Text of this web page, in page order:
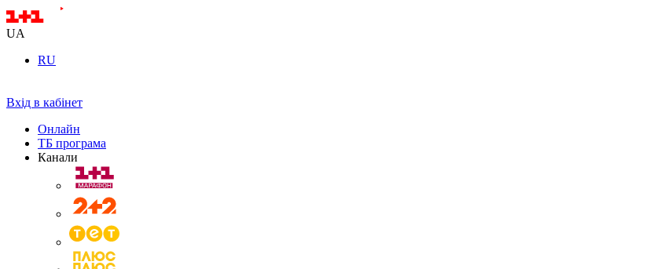
UA
RU
Вхід в кабінет
Онлайн
ТБ програма
Канали